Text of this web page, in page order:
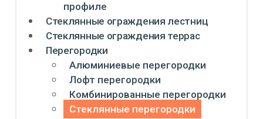
профиле
Стеклянные ограждения лестниц
Стеклянные ограждения террас
Перегородки
Алюминиевые перегородки
Лофт перегородки
Комбинированные перегородки
Стеклянные перегородки